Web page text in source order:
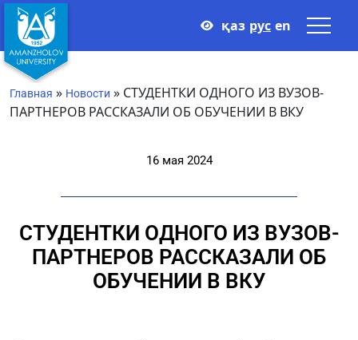
қаз рус en
Главная » Новости » СТУДЕНТКИ ОДНОГО ИЗ ВУЗОВ-
ПАРТНЕРОВ РАССКАЗАЛИ ОБ ОБУЧЕНИИ В ВКУ
16 мая 2024
СТУДЕНТКИ ОДНОГО ИЗ ВУЗОВ-
ПАРТНЕРОВ РАССКАЗАЛИ ОБ
ОБУЧЕНИИ В ВКУ